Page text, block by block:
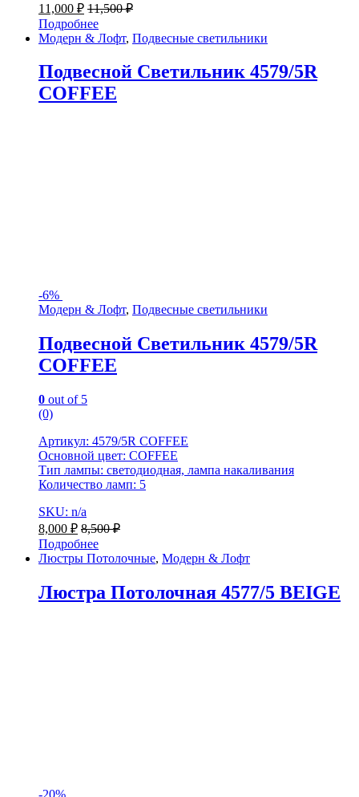
11,000 ₽ 11,500₽
Подробнее
Модерн & Лофт, Подвесные светильники
Подвесной Светильник 4579/5R
COFFEE
-6%
Модерн & Лофт, Подвесные светильники
Подвесной Светильник 4579/5R
COFFEE
0 out of 5
(0)
Артикул: 4579/5R COFFEE
Основной цвет: COFFEE
Тип лампы: светодиодная, лампа накаливания
Количество ламп: 5
SKU: n/a
8,000 ₽ 8,500₽
Подробнее
Люстры Потолочные, Модерн & Лофт
Люстра Потолочная 4577/5 BEIGE
-20%